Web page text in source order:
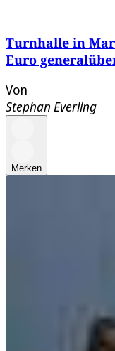
Turnhalle in
Euro
Von
Stephan Everling
Merken